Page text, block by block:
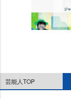
芸能人TOP